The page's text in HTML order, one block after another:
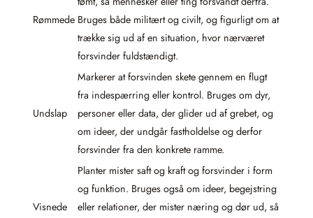
Rømmede Bruges både militært og civilt, og figurligt om at
trække sig ud af en situation, hvor nærværet
forsvinder fuldstændigt.
Undslap
Markerer at forsvinden skete gennem en flugt
fra indespærring eller kontrol. Bruges om dyr,
personer eller data, der glider ud af grebet, og
om ideer, der undgår fastholdelse og derfor
forsvinder fra den konkrete ramme.
Visnede
Planter mister saft og kraft og forsvinder i form
og funktion. Bruges også om ideer, begejstring
eller relationer, der mister næring og dør ud, så